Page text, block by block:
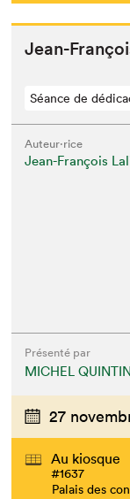
Jean-
Séance de
Auteur·rice
Jean-François
Présenté par
MICHEL QUINTIN
27
Au kiosque
#1637
Palais des